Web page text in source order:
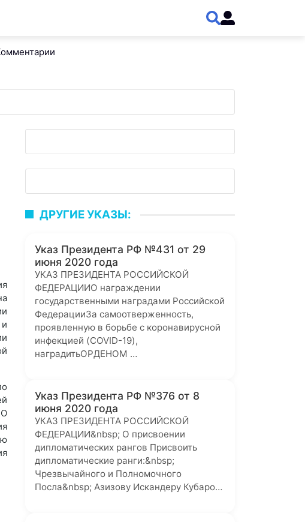
ДРУГИЕ УКАЗЫ:
Указ Президента РФ №431 от 29
июня 2020 года
УКАЗ ПРЕЗИДЕНТА РОССИЙСКОЙ
ФЕДЕРАЦИИО награждении
государственными наградами Российской
ФедерацииЗа самоотверженность,
проявленную в борьбе с коронавирусной
инфекцией (COVID-19),
наградитьОРДЕНОМ …
Указ Президента РФ №376 от 8
июня 2020 года
УКАЗ ПРЕЗИДЕНТА РОССИЙСКОЙ
ФЕДЕРАЦИИ&nbsp; О присвоении
дипломатических рангов Присвоить
дипломатические ранги:&nbsp;
Чрезвычайного и Полномочного
Посла&nbsp; Азизову Искандеру Кубаро…